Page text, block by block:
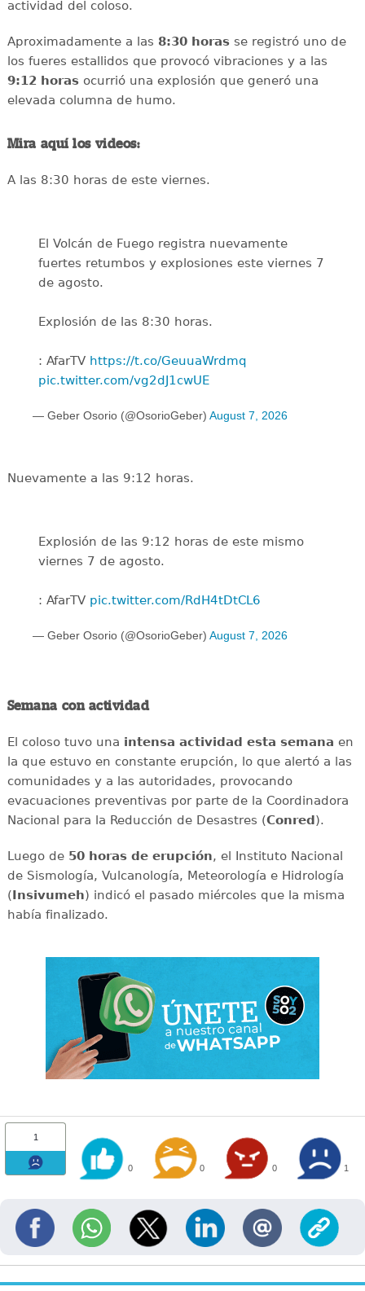
actividad del coloso.
Aproximadamente a las 8:30 horasse registró uno de
los fueres estallidos que provocó vibraciones y a las
9:12 horasocurrió una explosión que generó una
elevada columna de humo.
Mira aquí los videos:
A las 8:30 horas de este viernes.
El Volcán de Fuego registra nuevamente
fuertes retumbos y explosiones este viernes 7
de agosto.
Explosión de las 8:30 horas.
: AfarTV https://t.co/GeuuaWrdmq
pic.twitter.com/vg2dJ1cwUE
— Geber Osorio (@OsorioGeber) August 7, 2026
Nuevamente a las 9:12 horas.
Explosión de las 9:12 horas de este mismo
viernes 7 de agosto.
: AfarTV pic.twitter.com/RdH4tDtCL6
— Geber Osorio (@OsorioGeber) August 7, 2026
Semana con actividad
El coloso tuvo una intensa actividad esta semana en
la que estuvo en constante erupción, lo que alertó a las
comunidades y a las autoridades, provocando
evacuaciones preventivas por parte de la Coordinadora
Nacional para la Reducción de Desastres (Conred).
Luego de 50 horas de erupción, el Instituto Nacional
de Sismología, Vulcanología, Meteorología e Hidrología
(Insivumeh) indicó el pasado miércoles que la misma
había finalizado.
1
0 0 0 1